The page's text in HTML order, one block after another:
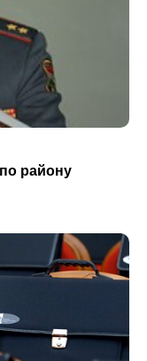
району